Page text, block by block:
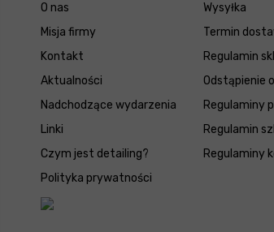
O nas
Misja firmy
Kontakt
Aktualności
Nadchodzące wydarzenia
Linki
Czym jest detailing?
Polityka prywatności
Wysyłka
Termin
Regulamin
Odstąpienie
Regulaminy
Regulamin
Regulaminy